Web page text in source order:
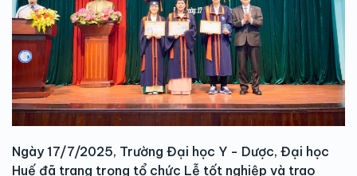
Ngày 17/7/2025, Trường Đại học Y - Dược, Đại học
Huế đã trang trọng tổ chức Lễ tốt nghiệp và trao